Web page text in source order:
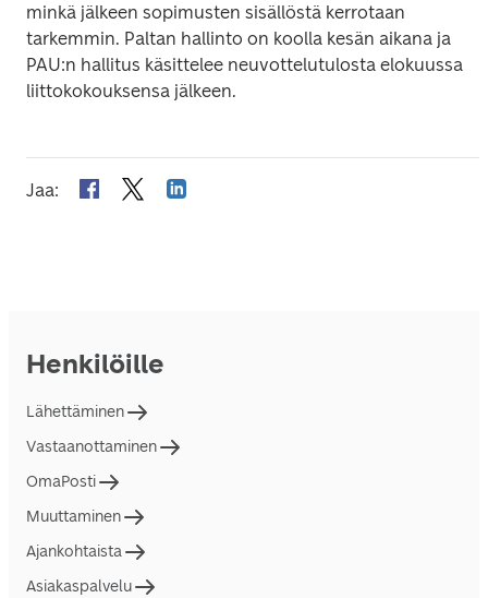
minkä jälkeen sopimusten sisällöstä kerrotaan
tarkemmin. Paltan hallinto on koolla kesän aikana ja
PAU:n hallitus käsittelee neuvottelutulosta elokuussa
Jaa:
Henkilöille
Lähettäminen
Vastaanottaminen
OmaPosti
Muuttaminen
Ajankohtaista
Asiakaspalvelu